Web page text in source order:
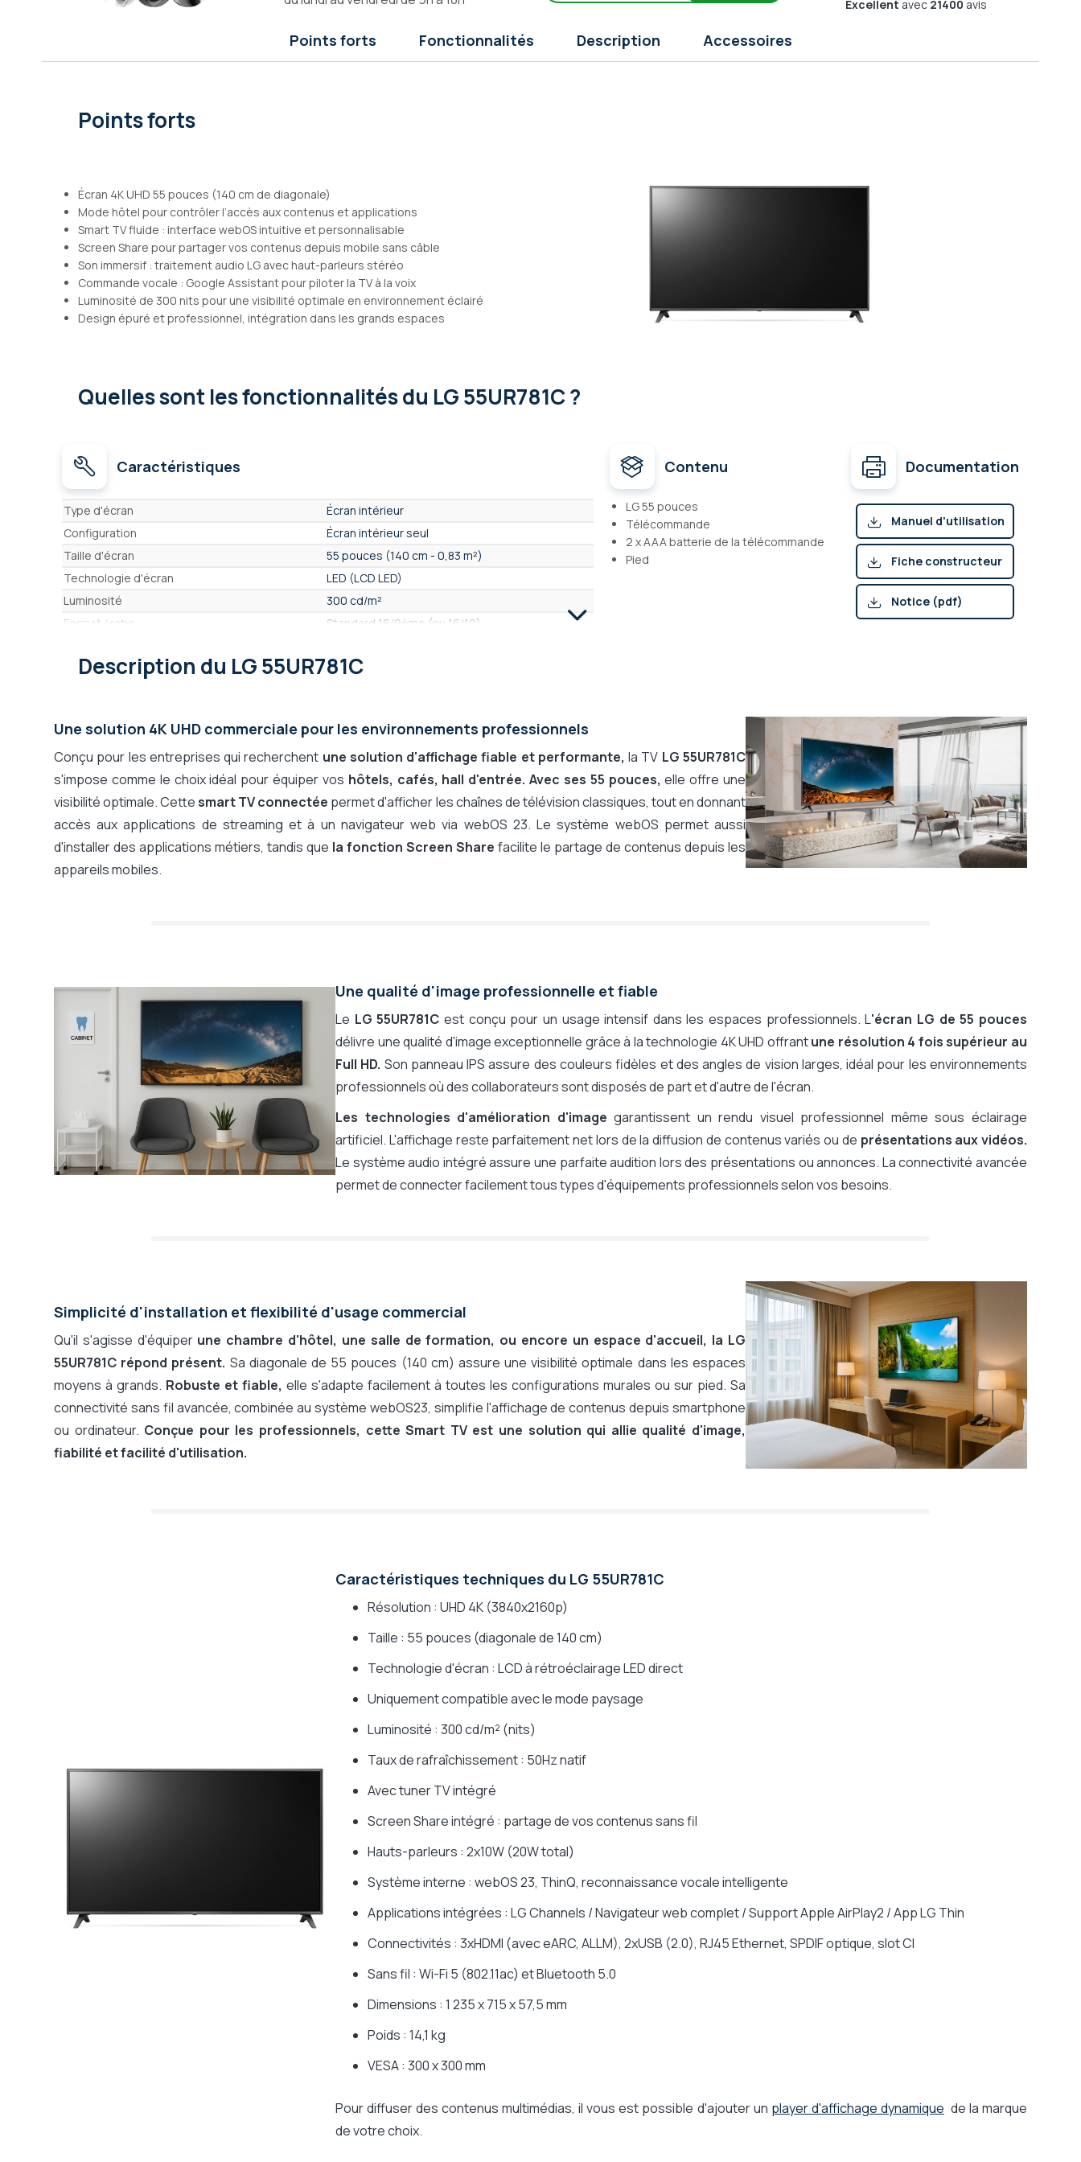
Excellent avec 21400 avis
Points forts Fonctionnalités Description Accessoires
Points forts
Écran 4K UHD 55 pouces (140 cm de diagonale)
Mode hôtel pour contrôler l’accès aux contenus et applications
Smart TV fluide : interface webOS intuitive et personnalisable
Screen Share pour partager vos contenus depuis mobile sans câble
Son immersif : traitement audio LG avec haut-parleurs stéréo
Commande vocale : Google Assistant pour piloter la TV à la voix
Luminosité de 300 nits pour une visibilité optimale en environnement éclairé
Design épuré et professionnel, intégration dans les grands espaces
Quelles sont les fonctionnalitésdu LG 55UR781C ?
Caractéristiques
Caractéristiques
Type d'écran
Écran intérieur
Configuration
Écran intérieur seul
Taille d'écran
55 pouces (140 cm - 0,83 m²)
Technologie d'écran
LED (LCD LED)
Luminosité
300 cd/m²
Format / ratio
Standard 16/9ème (ou 16/10)
Écran conçu pour
Affichage en intérieur
Interface Utilisateur, Famille d'OS
WebOS Smart TV (LG)
Système d'exploitation (détaillé)
LG WebOS TV 23
Système d'affichage dynamique intégré
Non, player affichage dynamique en option
Compatibilité logiciel Affichage Dynamique
Player affichage dynamique en option
Fonctionnement depuis
Player affichage dynamique en option
Diffusion de contenu
Via player externe
Compatible affichage vertical
Dock USB-C intégré
Non
Contenu
LG 55 pouces
Télécommande
2 x AAA batterie de la télécommande
Pied
Documentation
Manuel d'utilisation
Fiche constructeur
Notice (pdf)
Description du LG 55UR781C
Une solution 4K UHD commerciale pour les environnements professionnels
Conçu pour les entreprises qui recherchent une solution d'affichage fiable et performante, la TV LG 55UR781C
s'impose comme le choix idéal pour équiper vos hôtels, cafés, hall d'entrée. Avec ses 55 pouces, elle offre une
visibilité optimale. Cettesmart TV connectée permet d'afficher les chaînes de télévision classiques, tout en donnant
accès aux applications de streaming et à un navigateur web via webOS 23. Le système webOS permet aussi
d'installer des applications métiers, tandis que la fonction Screen Share facilite le partage de contenus depuis les
appareils mobiles.
Une qualité d'image professionnelle et fiable
Le LG 55UR781C est conçu pour un usage intensif dans les espaces professionnels. L'écran LG de 55 pouces
délivre une qualité d'image exceptionnelle grâce à la technologie 4K UHD offrantune résolution 4 fois supérieur au
Full HD. Son panneau IPS assure des couleurs fidèles et des angles de vision larges, idéal pour les environnements
professionnels où des collaborateurs sont disposés de part et d'autre de l'écran.
Les technologies d'amélioration d'imagegarantissent un rendu visuel professionnel même sous éclairage
artificiel. L'affichage reste parfaitement net lors de la diffusion de contenus variés ou de présentations aux vidéos.
Le système audio intégré assure une parfaite audition lors des présentations ou annonces. La connectivité avancée
permet de connecter facilement tous types d'équipements professionnels selon vos besoins.
Simplicité d'installation et flexibilité d'usage commercial
Qu'il s'agisse d'équiper une chambre d'hôtel, une salle de formation, ou encore un espace d'accueil, la LG
55UR781C répond présent. Sa diagonale de 55 pouces (140 cm) assure une visibilité optimale dans les espaces
moyens à grands. Robuste et fiable, elle s'adapte facilement à toutes les configurations murales ou sur pied. Sa
connectivité sans fil avancée, combinée au système webOS23, simplifie l'affichage de contenus depuis smartphone
ou ordinateur. Conçue pour les professionnels, cette Smart TV est une solution qui allie qualité d'image,
fiabilité et facilité d'utilisation.
Caractéristiques techniques du LG 55UR781C
Résolution : UHD 4K (3840x2160p)
Taille : 55 pouces (diagonale de 140 cm)
Technologie d'écran : LCD à rétroéclairage LED direct
Uniquement compatible avec le mode paysage
Luminosité : 300 cd/m² (nits)
Taux de rafraîchissement : 50Hz natif
Avec tuner TV intégré
Screen Share intégré : partage de vos contenus sans fil
Hauts-parleurs : 2x10W (20W total)
Système interne : webOS 23, ThinQ, reconnaissance vocale intelligente
Applications intégrées : LG Channels / Navigateur web complet / Support Apple AirPlay2 / App LG Thin
Connectivités : 3xHDMI (avec eARC, ALLM), 2xUSB (2.0), RJ45 Ethernet, SPDIF optique, slot CI
Sans fil : Wi-Fi 5 (802.11ac) et Bluetooth 5.0
Dimensions : 1 235 x 715 x 57,5 mm
Poids : 14,1 kg
VESA : 300 x 300 mm
Pour diffuser des contenus multimédias, il vous est possible d'ajouter un player d'affichage dynamique de la marque
de votre choix.